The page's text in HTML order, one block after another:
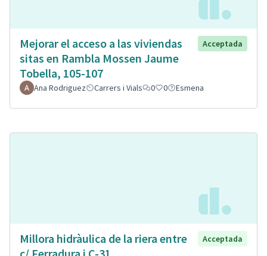
Mejorar el acceso a las viviendas
sitas en Rambla Mossen Jaume
Tobella, 105-107
Acceptada
Ana Rodriguez Carrers i Vials 0 0 Esmena
Millora hidràulica de la riera entre
Acceptada